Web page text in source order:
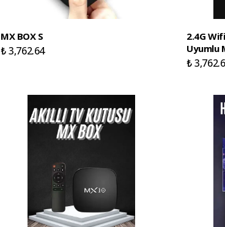
MX BOX S
₺ 3,762.64
2.4G
Uyumlu
₺